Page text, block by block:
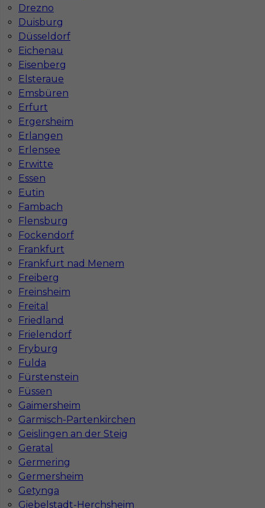
Drezno
Duisburg
Düsseldorf
Eichenau
Eisenberg
Elsteraue
Emsbüren
Erfurt
Ergersheim
Erlangen
Erlensee
Erwitte
Essen
Eutin
Fambach
Flensburg
Fockendorf
Frankfurt
Frankfurt nad Menem
Freiberg
Freinsheim
Freital
Friedland
Frielendorf
Fryburg
Fulda
Fürstenstein
Füssen
Gaimersheim
Garmisch-Partenkirchen
Geislingen an der Steig
Geratal
Germering
Germersheim
Getynga
Giebelstadt-Herchsheim
Jakie kursy warto zrobić, aby praca za
granicą była lepiej płatna?
Czy praca w Niemczech bez języka jest
możliwa?
Mapa ofert pracy
Mapa kategorii
Informacje w sprawie pracy
Telefon:793-577-977
Dane firmy
In-Serv Team Sp. z o.o.
ul. Bóżnicza 15/6
61-751 Poznań, Polen
NIP: PL7831822725
KRS: 0000855600